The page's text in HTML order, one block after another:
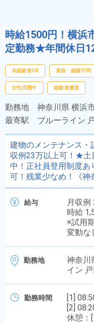
時給1500円！横浜
定勤務★年間休日
未経験者OK 資格・経験不問
女性活躍中 経験者優遇
勤務地 神奈川県 横浜
最寄駅 ブルーライン
建物のメンテナンス
収例23万以上可！★土
中！正社員登用制度あ
可！残業少なめ！《神
給与
月収例
時給
※試用
変動な
勤務地
神奈
イン
勤務時間
[1]
[2]
休憩：